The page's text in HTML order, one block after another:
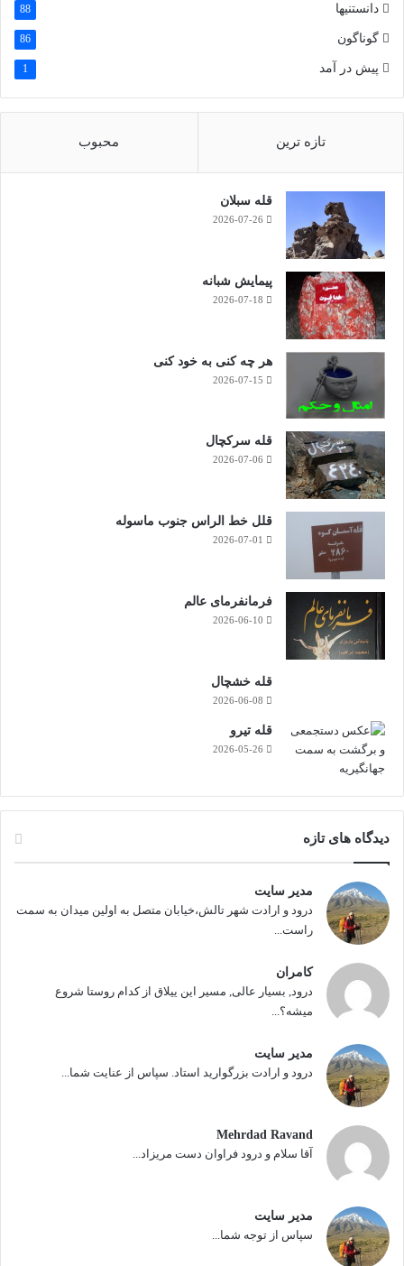
دانستنیها 88
گوناگون 86
پیش در آمد 1
تازه ترین محبوب
قله سبلان
2026-07-26
پیمایش شبانه
2026-07-18
هر چه کنی به خود کنی
2026-07-15
قله سرکچال
2026-07-06
قلل خط الراس جنوب ماسوله
2026-07-01
فرمانفرمای عالم
2026-06-10
قله خشچال
2026-06-08
قله تیرو
2026-05-26
دیدگاه های تازه
مدیر سایت
درود و ارادت شهر تالش،خیابان متصل به اولین میدان به سمت
راست...
کامران
درود, بسیار عالی, مسیر این ییلاق از کدام روستا شروع
میشه؟...
مدیر سایت
درود و ارادت بزرگوارید استاد. سپاس از عنایت شما...
Mehrdad Ravand
آقا سلام و درود فراوان دست مریزاد...
مدیر سایت
سپاس از توجه شما...